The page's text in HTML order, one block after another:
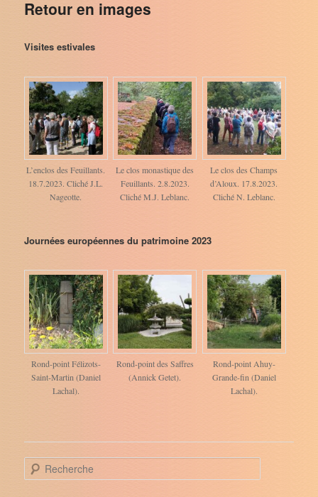
Retour en images
Visites estivales
L’enclos des Feuillants.
18.7.2023. Cliché J.L.
Nageotte.
Le clos monastique des
Feuillants. 2.8.2023.
Cliché M.J. Leblanc.
Le clos des Champs
d’Aloux. 17.8.2023.
Cliché N. Leblanc.
Journées européennes du patrimoine 2023
Rond-point Félizots-
Saint-Martin (Daniel
Lachal).
Rond-point des Saffres
(Annick Getet).
Rond-point Ahuy-
Grande-fin (Daniel
Lachal).
e